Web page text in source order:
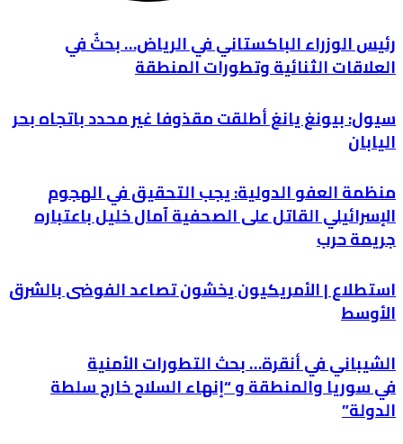
رئيس الوزراء الباكستاني في الرياض… بحثٌ في
العلاقات الثنائية وتطورات المنطقة
سيول: بيونغ يانغ أطلقت مقذوفا غير محدد باتجاه بحر
اليابان
منظمة العفو الدولية: يجب التحقيق في الهجوم
الإسرائيلي القاتل على الصحفية آمال خليل باعتباره
جريمة حرب
استطلاع | الأمريكيون يخشون تصاعد الفوضى بالشرق
الأوسط
الشيباني في أنقرة… بحث التطورات الأمنية
في سوريا والمنطقة و “إنهاء السلاح خارج سلطة
الدولة”